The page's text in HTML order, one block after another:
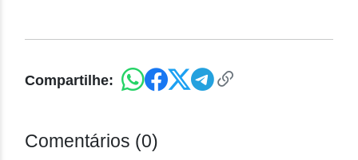
Compartilhe:
Comentários (0)